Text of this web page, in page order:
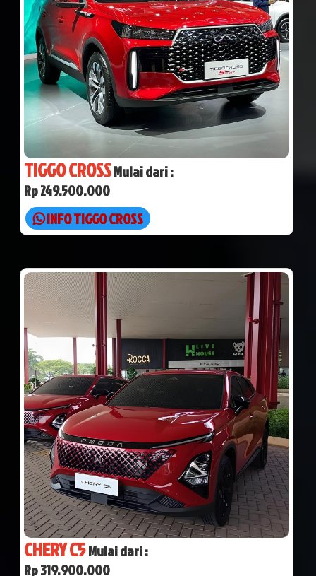
TIGGO CROSSMulai dari :
Rp 249.500.000
INFO TIGGO CROSS
CHERY C5Mulai dari :
Rp 319.900.000